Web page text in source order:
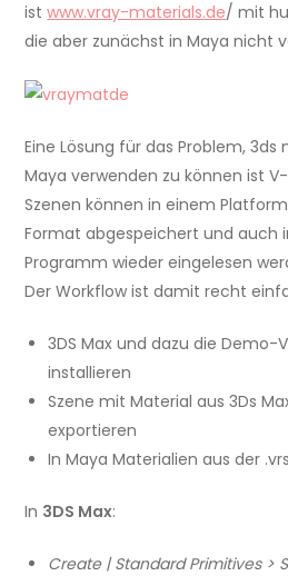
istwww.vray-materials.de/ mit
die aber zunächst in Maya nicht
Eine Lösung für das Problem,
Maya verwenden zu können ist
Szenen können in einem
Format abgespeichert und auch
Programm wieder eingelesen
Der Workflow ist damit recht
3DS Max und dazu die Demo-
installieren
Szene mit Material aus 3Ds
exportieren
In Maya Materialien aus der
In 3DS Max:
Create | Standard Primitives >